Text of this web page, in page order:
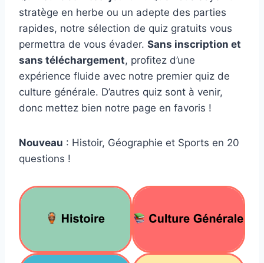
stratège en herbe ou un adepte des parties
rapides, notre sélection de quiz gratuits vous
permettra de vous évader. Sans inscription et
sans téléchargement, profitez d’une
expérience fluide avec notre premier quiz de
culture générale. D’autres quiz sont à venir,
donc mettez bien notre page en favoris !
Nouveau : Histoir, Géographie et Sports en 20
questions !